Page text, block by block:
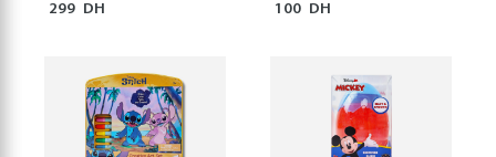
299 DH 100 DH